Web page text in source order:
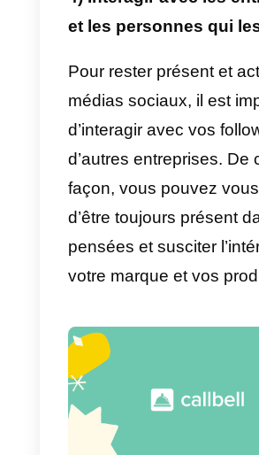
social selling.
stratégies pour
nouveaux clients:
1) Établir de
Cela permettra à
sentir plus
entreprise et la
bien sûr un stade
décidera d’acheter
sans l’avoir étudié
en raison de la